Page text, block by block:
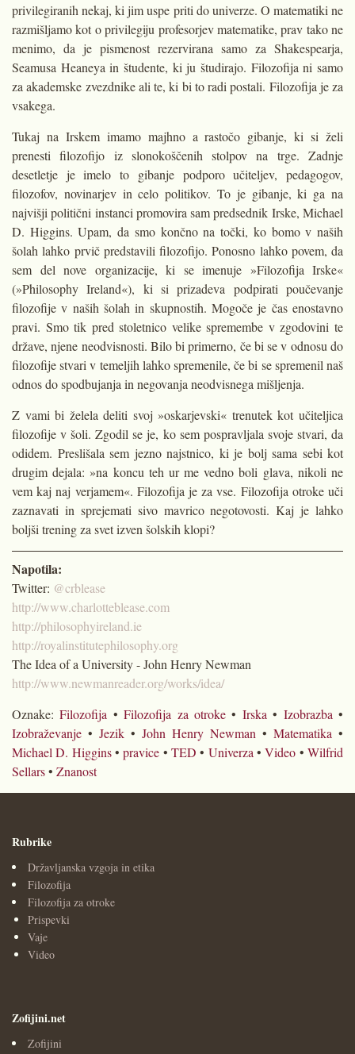
privilegiranih nekaj, ki jim uspe priti do univerze. O matematiki ne
razmišljamo kot o privilegiju profesorjev matematike, prav tako ne
menimo, da je pismenost rezervirana samo za Shakespearja,
Seamusa Heaneya in študente, ki ju študirajo. Filozofija ni samo
za akademske zvezdnike ali te, ki bi to radi postali. Filozofija je za
vsakega.
Tukaj na Irskem imamo majhno a rastočo gibanje, ki si želi
prenesti filozofijo iz slonokoščenih stolpov na trge. Zadnje
desetletje je imelo to gibanje podporo učiteljev, pedagogov,
filozofov, novinarjev in celo politikov. To je gibanje, ki ga na
najvišji politični instanci promovira sam predsednik Irske, Michael
D. Higgins. Upam, da smo končno na točki, ko bomo v naših
šolah lahko prvič predstavili filozofijo. Ponosno lahko povem, da
sem del nove organizacije, ki se imenuje »Filozofija Irske«
(»Philosophy Ireland«), ki si prizadeva podpirati poučevanje
filozofije v naših šolah in skupnostih. Mogoče je čas enostavno
pravi. Smo tik pred stoletnico velike spremembe v zgodovini te
države, njene neodvisnosti. Bilo bi primerno, če bi se v odnosu do
filozofije stvari v temeljih lahko spremenile, če bi se spremenil naš
odnos do spodbujanja in negovanja neodvisnega mišljenja.
Z vami bi želela deliti svoj »oskarjevski« trenutek kot učiteljica
filozofije v šoli. Zgodil se je, ko sem pospravljala svoje stvari, da
odidem. Preslišala sem jezno najstnico, ki je bolj sama sebi kot
drugim dejala: »na koncu teh ur me vedno boli glava, nikoli ne
vem kaj naj verjamem«. Filozofija je za vse. Filozofija otroke uči
zaznavati in sprejemati sivo mavrico negotovosti. Kaj je lahko
boljši trening za svet izven šolskih klopi?
Napotila:
Twitter: @crblease
http://www.charlotteblease.com
http://philosophyireland.ie
http://royalinstitutephilosophy.org
The Idea of a University - John Henry Newman
http://www.newmanreader.org/works/idea/
Oznake:Filozofija •Filozofija za otroke • Irska • Izobrazba •
Izobraževanje • Jezik • John Henry Newman • Matematika •
Michael D. Higgins•pravice •TED • Univerza •Video •Wilfrid
Sellars• Znanost
Rubrike
Državljanska vzgoja in etika
Filozofija
Filozofija za otroke
Prispevki
Vaje
Video
Zofijini.net
Zofijini